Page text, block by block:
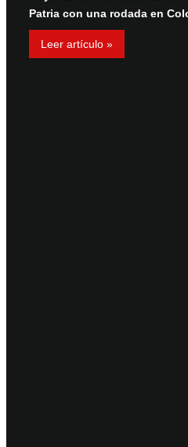
Patria con una rodada en
Leer artículo »